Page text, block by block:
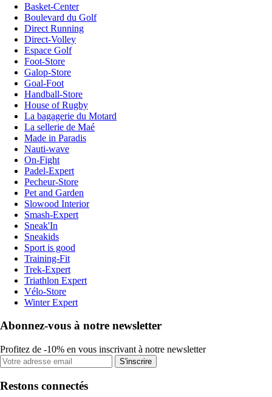
Basket-Center
Boulevard du Golf
Direct Running
Direct-Volley
Espace Golf
Foot-Store
Galop-Store
Goal-Foot
Handball-Store
House of Rugby
La bagagerie du Motard
La sellerie de Maé
Made in Paradis
Nauti-wave
On-Fight
Padel-Expert
Pecheur-Store
Pet and Garden
Slowood Interior
Smash-Expert
Sneak'In
Sneakids
Sport is good
Training-Fit
Trek-Expert
Triathlon Expert
Vélo-Store
Winter Expert
Abonnez-vous à notre newsletter
Profitez de -10% en vous inscrivant à notre newsletter
S'inscrire
Restons connectés